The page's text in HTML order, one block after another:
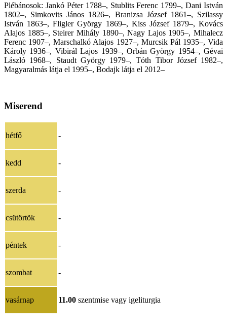
Plébánosok: Jankó Péter 1788–, Stublits Ferenc 1799–, Dani István
1802–, Simkovits János 1826–, Branizsa József 1861–, Szilassy
István 1863–, Fligler György 1869–, Kiss József 1879–, Kovács
Alajos 1885–, Steirer Mihály 1890–, Nagy Lajos 1905–, Mihalecz
Ferenc 1907–, Marschalkó Alajos 1927–, Murcsik Pál 1935–, Vida
Károly 1936–, Vibirál Lajos 1939–, Orbán György 1954–, Gévai
László 1968–, Staudt György 1979–, Tóth Tibor József 1982–,
Magyaralmás látja el 1995–, Bodajk látja el 2012–
Miserend
hétfő -
kedd -
szerda -
csütörtök -
péntek -
szombat -
vasárnap 11.00 szentmise vagy igeliturgia